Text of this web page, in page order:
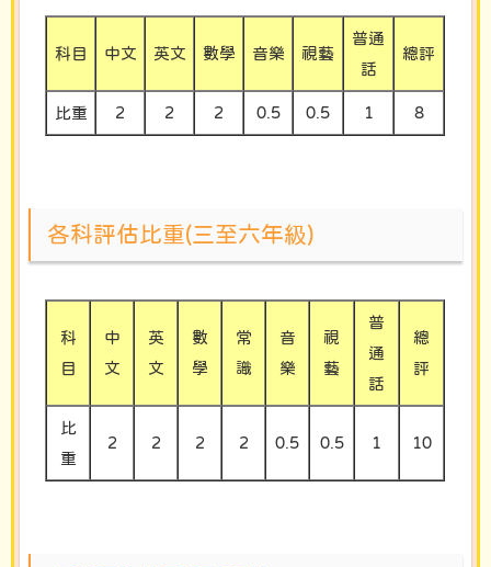
科目 中文 英文 數學 音樂 視藝
普通
話
總評
比重 2 2 2 0.5 0.5 1 8
各科評估比重(三至六年級)
科
目
中
文
英
文
數
學
常
識
音
樂
視
藝
普
通
話
總
評
比
重
2 2 2 2 0.5 0.5 1 10